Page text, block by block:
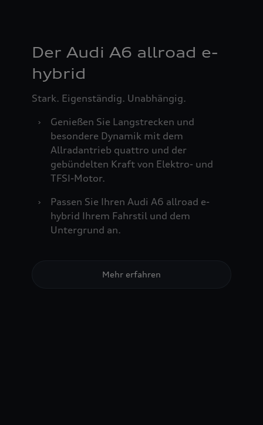
Der Audi A6 allroad e-
hybrid
Stark. Eigenständig. Unabhängig.
›
Genießen Sie Langstrecken und
besondere Dynamik mit dem
Allradantrieb quattro und der
gebündelten Kraft von Elektro- und
TFSI-Motor.
›
Passen Sie Ihren Audi A6 allroad e-
hybrid Ihrem Fahrstil und dem
Untergrund an.
Mehr erfahren